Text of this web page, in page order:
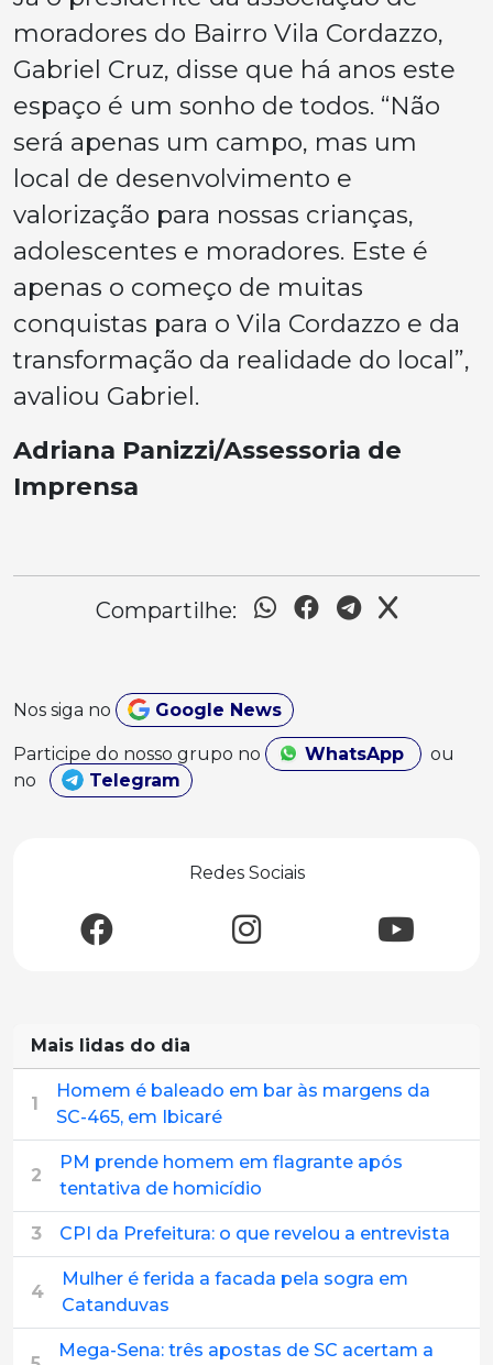
moradores do Bairro Vila Cordazzo,
Gabriel Cruz, disse que há anos este
espaço é um sonho de todos. “Não
será apenas um campo, mas um
local de desenvolvimento e
valorização para nossas crianças,
adolescentes e moradores. Este é
apenas o começo de muitas
conquistas para o Vila Cordazzo e da
transformação da realidade do local”,
avaliou Gabriel.
Adriana Panizzi/Assessoria de
Imprensa
Compartilhe:
Nos siga no Google News
Participe do nosso grupo no WhatsApp
ou
no
Telegram
Redes Sociais
Mais lidas do dia
1
Homem é baleado em bar às margens da
SC-465, em Ibicaré
2
PM prende homem em flagrante após
tentativa de homicídio
3 CPI da Prefeitura: o que revelou a entrevista
4
Mulher é ferida a facada pela sogra em
Catanduvas
Mega-Sena: três apostas de SC acertam a